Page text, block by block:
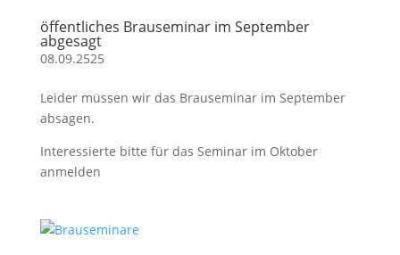
öffentliches Brauseminar im September
abgesagt
08.09.2525
Leider müssen wir das Brauseminar im September
absagen.
Interessierte bitte für das Seminar im Oktober
anmelden